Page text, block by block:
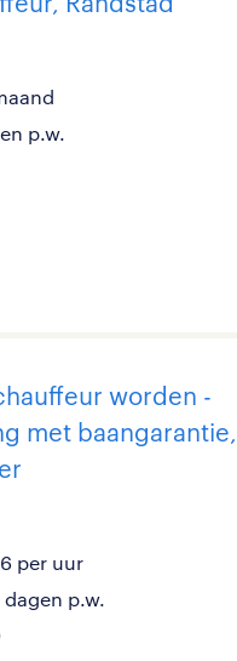
p.w.
worden -
met baangarantie,
per uur
p.w.